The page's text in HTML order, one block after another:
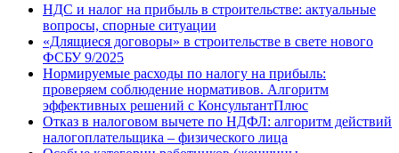
НДС и налог на прибыль в строительстве: актуальные
вопросы, спорные ситуации
«Длящиеся договоры» в строительстве в свете нового
ФСБУ 9/2025
Нормируемые расходы по налогу на прибыль:
проверяем соблюдение нормативов. Алгоритм
эффективных решений с КонсультантПлюс
Отказ в налоговом вычете по НДФЛ: алгоритм действий
налогоплательщика – физического лица